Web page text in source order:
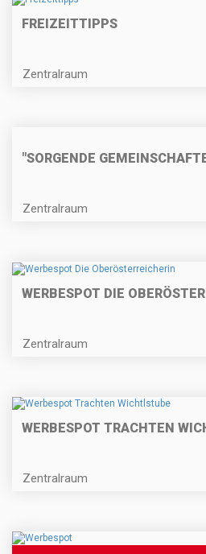
FREIZEITTIPPS
Zentralraum
"SORGENDE
Zentralraum
WERBESPOT DIE
Zentralraum
WERBESPOT TRACHTEN
Zentralraum